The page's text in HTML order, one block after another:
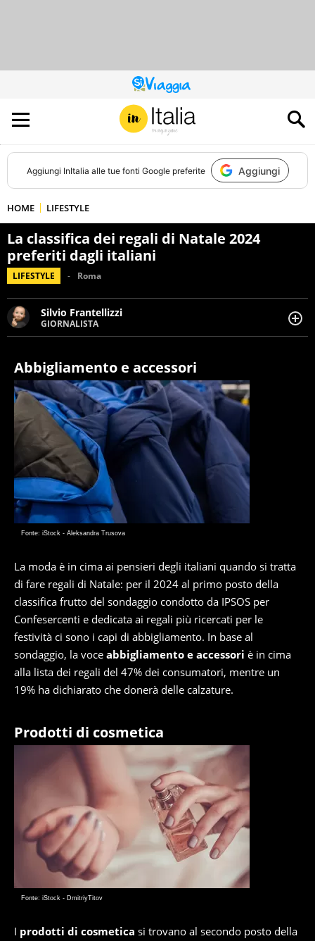
QUESTO
SITO
CONTRIBUISCE
ALL’AUDIENCE
DI
Aggiungi InItalia alle tue fonti Google preferite Aggiungi
HOME LIFESTYLE
La classifica dei regali di Natale 2024
preferiti dagli italiani
LIFESTYLE Roma
Silvio Frantellizzi
GIORNALISTA
Giornalista pubblicista. Da oltre dieci anni si occupa di
cronaca, motori, spettacolo e videogame.
Abbigliamento e accessori
Fonte: iStock - Aleksandra Trusova
La moda è in cima ai pensieri degli italiani quando si tratta
di fare regali di Natale: per il 2024 al primo posto della
classifica frutto del sondaggio condotto da IPSOS per
Confesercenti e dedicata ai regali più ricercati per le
festività ci sono i capi di abbigliamento. In base al
sondaggio, la voce abbigliamento e accessori è in cima
alla lista dei regali del 47% dei consumatori, mentre un
19% ha dichiarato che donerà delle calzature.
Prodotti di cosmetica
Fonte: iStock - DmitriyTitov
I prodotti di cosmetica si trovano al secondo posto della